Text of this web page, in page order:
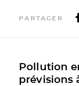
PARTAGER
Pollution
prévisions